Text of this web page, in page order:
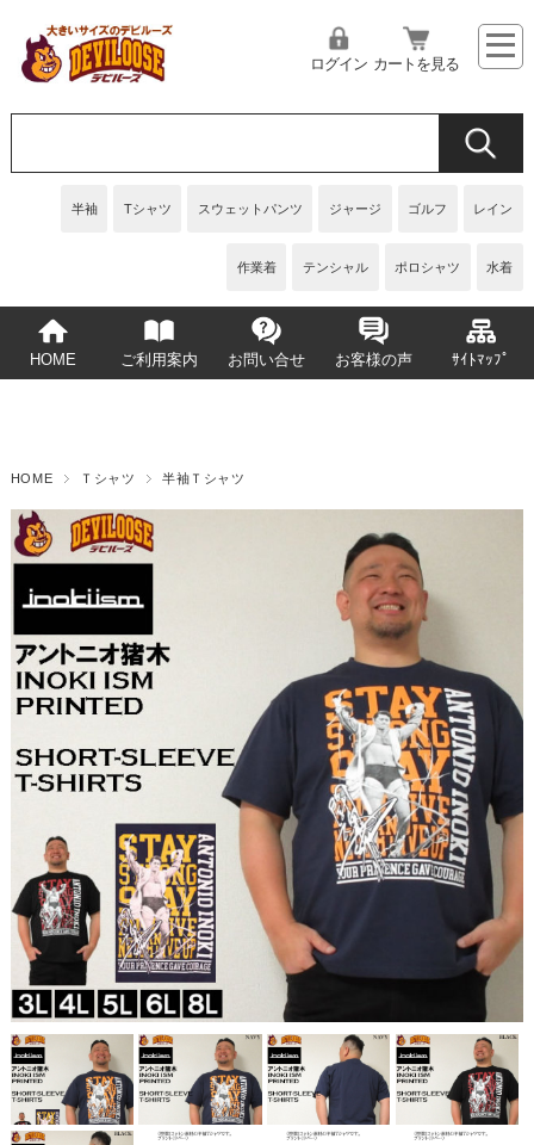
半袖 Tシャツ スウェットパンツ ジャージ ゴルフ レイン
作業着 テンシャル ポロシャツ 水着
ログイン カートを見る
HOME ご利用案内 お問い合せ お客様の声 ｻｲﾄﾏｯﾌﾟ
HOME Ｔシャツ 半袖Ｔシャツ